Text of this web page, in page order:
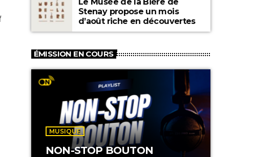
Stenay propose un mois
d’août riche en découvertes
ÉMISSION EN COURS
MUSIQUE
NON-STOP BOUTON